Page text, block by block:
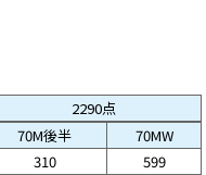
2290点
70M後半
70MW
310
599